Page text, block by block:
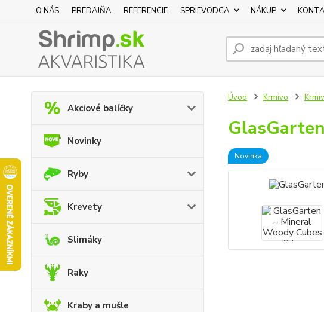
O NÁS PREDAJŇA REFERENCIE SPRIEVODCA NÁKUP
Akciové balíčky
Novinky
Ryby
Krevety
Slimáky
Raky
Kraby a mušle
Úvod Krmivo
Novinka